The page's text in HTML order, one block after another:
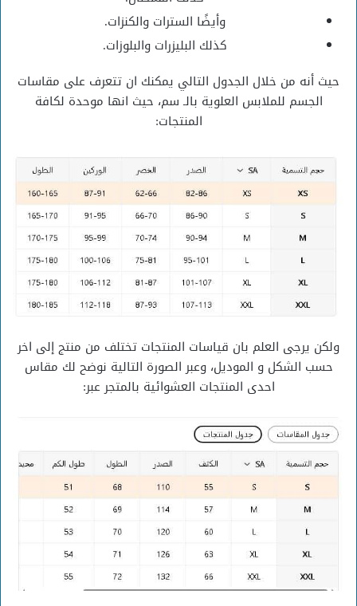
وأيضًا السترات والكنزات.
كذلك البليزرات والبلوزات.
حيث أنه من خلال الجدول التالي يمكنك ان تتعرف على مقاسات
الجسم للملابس العلوية بالـ سم، حيث انها موحدة لكافة
المنتجات:
ولكن يرجى العلم بان قياسات المنتجات تختلف من منتج إلى اخر
حسب الشكل و الموديل، وعبر الصورة التالية نوضح لك مقاس
احدى المنتجات العشوائية بالمتجر عبر: